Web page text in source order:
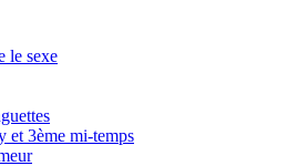
le sexe
et 3ème mi-temps